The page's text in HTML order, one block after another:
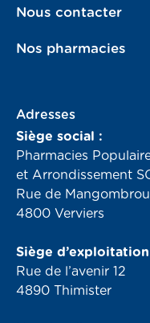
Nous contacter
Nos pharmacies
Adresses
Siège social :
Pharmacies
et Arrondissement
Rue de
4800 Verviers
Siège
Rue de l’avenir 12
4890 Thimister